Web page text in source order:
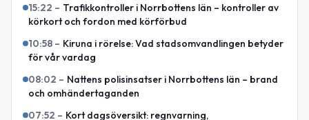
15:22 – Trafikkontroller i Norrbottens län – kontroller av
körkort och fordon med körförbud
10:58 – Kiruna i rörelse: Vad stadsomvandlingen betyder
för vår vardag
08:02 – Nattens polisinsatser i Norrbottens län – brand
och omhändertaganden
07:52 – Kort dagsöversikt: regnvarning,